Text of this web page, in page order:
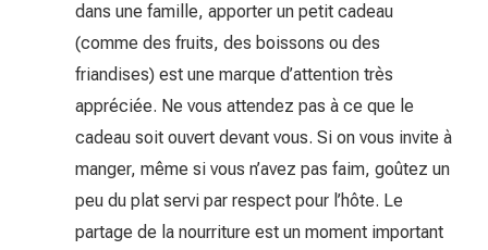
dans une famille, apporter un petit cadeau
(comme des fruits, des boissons ou des
friandises) est une marque d’attention très
appréciée. Ne vous attendez pas à ce que le
cadeau soit ouvert devant vous. Si on vous invite à
manger, même si vous n’avez pas faim, goûtez un
peu du plat servi par respect pour l’hôte. Le
partage de la nourriture est un moment important